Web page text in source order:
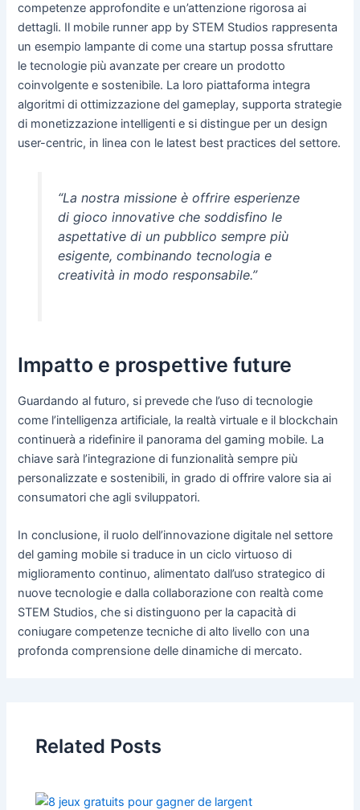
competenze approfondite e un’attenzione rigorosa ai
dettagli. Il mobile runner app by STEM Studios rappresenta
un esempio lampante di come una startup possa sfruttare
le tecnologie più avanzate per creare un prodotto
coinvolgente e sostenibile. La loro piattaforma integra
algoritmi di ottimizzazione del gameplay, supporta strategie
di monetizzazione intelligenti e si distingue per un design
user-centric, in linea con le latest best practices del settore.
“La nostra missione è offrire esperienze
di gioco innovative che soddisfino le
aspettative di un pubblico sempre più
esigente, combinando tecnologia e
creatività in modo responsabile.”
Impatto e prospettive future
Guardando al futuro, si prevede che l’uso di tecnologie
come l’intelligenza artificiale, la realtà virtuale e il blockchain
continuerà a ridefinire il panorama del gaming mobile. La
chiave sarà l’integrazione di funzionalità sempre più
personalizzate e sostenibili, in grado di offrire valore sia ai
consumatori che agli sviluppatori.
In conclusione, il ruolo dell’innovazione digitale nel settore
del gaming mobile si traduce in un ciclo virtuoso di
miglioramento continuo, alimentato dall’uso strategico di
nuove tecnologie e dalla collaborazione con realtà come
STEM Studios, che si distinguono per la capacità di
coniugare competenze tecniche di alto livello con una
profonda comprensione delle dinamiche di mercato.
Related Posts